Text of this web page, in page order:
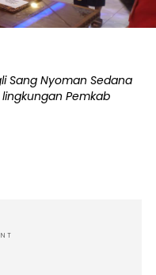
Sang Nyoman Sedana
Pemkab